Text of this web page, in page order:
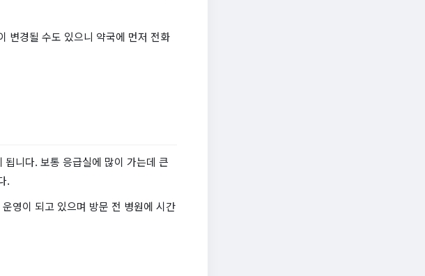
변경될 수도 있으니 약국에 먼저 전화
니다. 보통 응급실에 많이 가는데 큰
.
영이 되고 있으며 방문 전 병원에 시간